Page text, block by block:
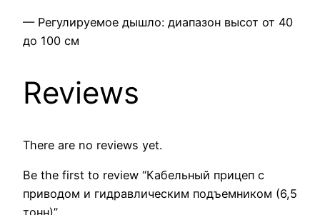
— Регулируемое дышло: диапазон высот от 40
до 100 см
Reviews
There are no reviews yet.
Be the first to review “Кабельный прицеп с
приводом и гидравлическим подъемником (6,5
тонн)”